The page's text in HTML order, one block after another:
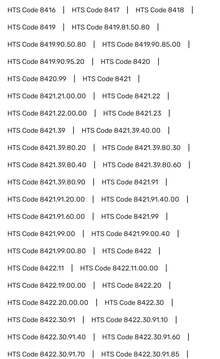
HTS Code8416 HTS Code8417 HTS Code8418
HTS Code8419 HTS Code8419.81.50.80
HTS Code8419.90.50.80 HTS Code8419.90.85.00
HTS Code8419.90.95.20 HTS Code8420
HTS Code8420.99 HTS Code8421
HTS Code8421.21.00.00 HTS Code8421.22
HTS Code8421.22.00.00 HTS Code8421.23
HTS Code8421.39 HTS Code8421.39.40.00
HTS Code8421.39.80.20 HTS Code8421.39.80.30
HTS Code8421.39.80.40 HTS Code8421.39.80.60
HTS Code8421.39.80.90 HTS Code8421.91
HTS Code8421.91.20.00 HTS Code8421.91.40.00
HTS Code8421.91.60.00 HTS Code8421.99
HTS Code8421.99.00 HTS Code8421.99.00.40
HTS Code8421.99.00.80 HTS Code8422
HTS Code8422.11 HTS Code8422.11.00.00
HTS Code8422.19.00.00 HTS Code8422.20
HTS Code8422.20.00.00 HTS Code8422.30
HTS Code8422.30.91 HTS Code8422.30.91.10
HTS Code8422.30.91.40 HTS Code8422.30.91.60
HTS Code8422.30.91.70 HTS Code8422.30.91.85